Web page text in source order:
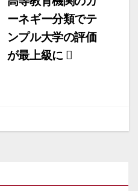
ーネギー分類でテ
ンプル大学の評価
が最上級に